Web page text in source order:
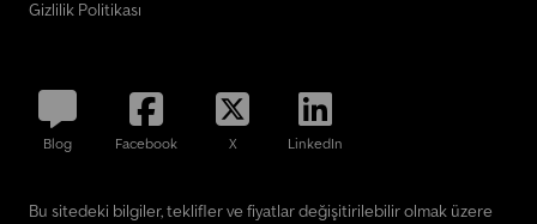
Gizlilik Politikası
Blog Facebook X LinkedIn
Bu sitedeki bilgiler, teklifler ve fiyatlar değişitirilebilir olmak üzere